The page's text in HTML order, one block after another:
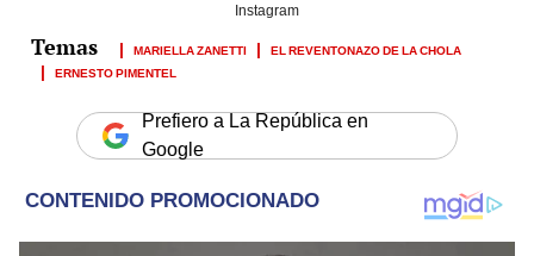
Instagram
MARIELLA ZANETTI
EL REVENTONAZO DE LA CHOLA
ERNESTO PIMENTEL
Prefiero a La República en
Google